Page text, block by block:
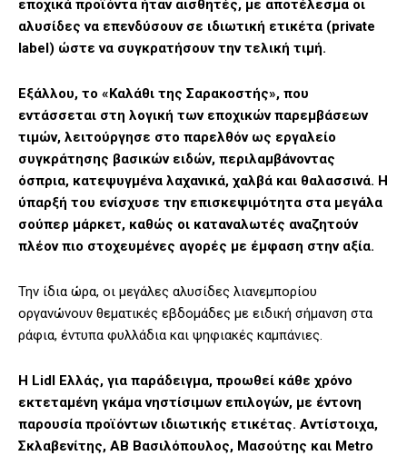
εποχικά προϊόντα ήταν αισθητές, με αποτέλεσμα οι
αλυσίδες να επενδύσουν σε ιδιωτική ετικέτα (private
label) ώστε να συγκρατήσουν την τελική τιμή.
Εξάλλου, το «Καλάθι της Σαρακοστής», που
εντάσσεται στη λογική των εποχικών παρεμβάσεων
τιμών, λειτούργησε στο παρελθόν ως εργαλείο
συγκράτησης βασικών ειδών, περιλαμβάνοντας
όσπρια, κατεψυγμένα λαχανικά, χαλβά και θαλασσινά. Η
ύπαρξή του ενίσχυσε την επισκεψιμότητα στα μεγάλα
σούπερ μάρκετ, καθώς οι καταναλωτές αναζητούν
πλέον πιο στοχευμένες αγορές με έμφαση στην αξία.
Την ίδια ώρα, οι μεγάλες αλυσίδες λιανεμπορίου
οργανώνουν θεματικές εβδομάδες με ειδική σήμανση στα
ράφια, έντυπα φυλλάδια και ψηφιακές καμπάνιες.
Η Lidl Ελλάς, για παράδειγμα, προωθεί κάθε χρόνο
εκτεταμένη γκάμα νηστίσιμων επιλογών, με έντονη
παρουσία προϊόντων ιδιωτικής ετικέτας. Αντίστοιχα,
Σκλαβενίτης, ΑΒ Βασιλόπουλος, Mασούτης και Metro